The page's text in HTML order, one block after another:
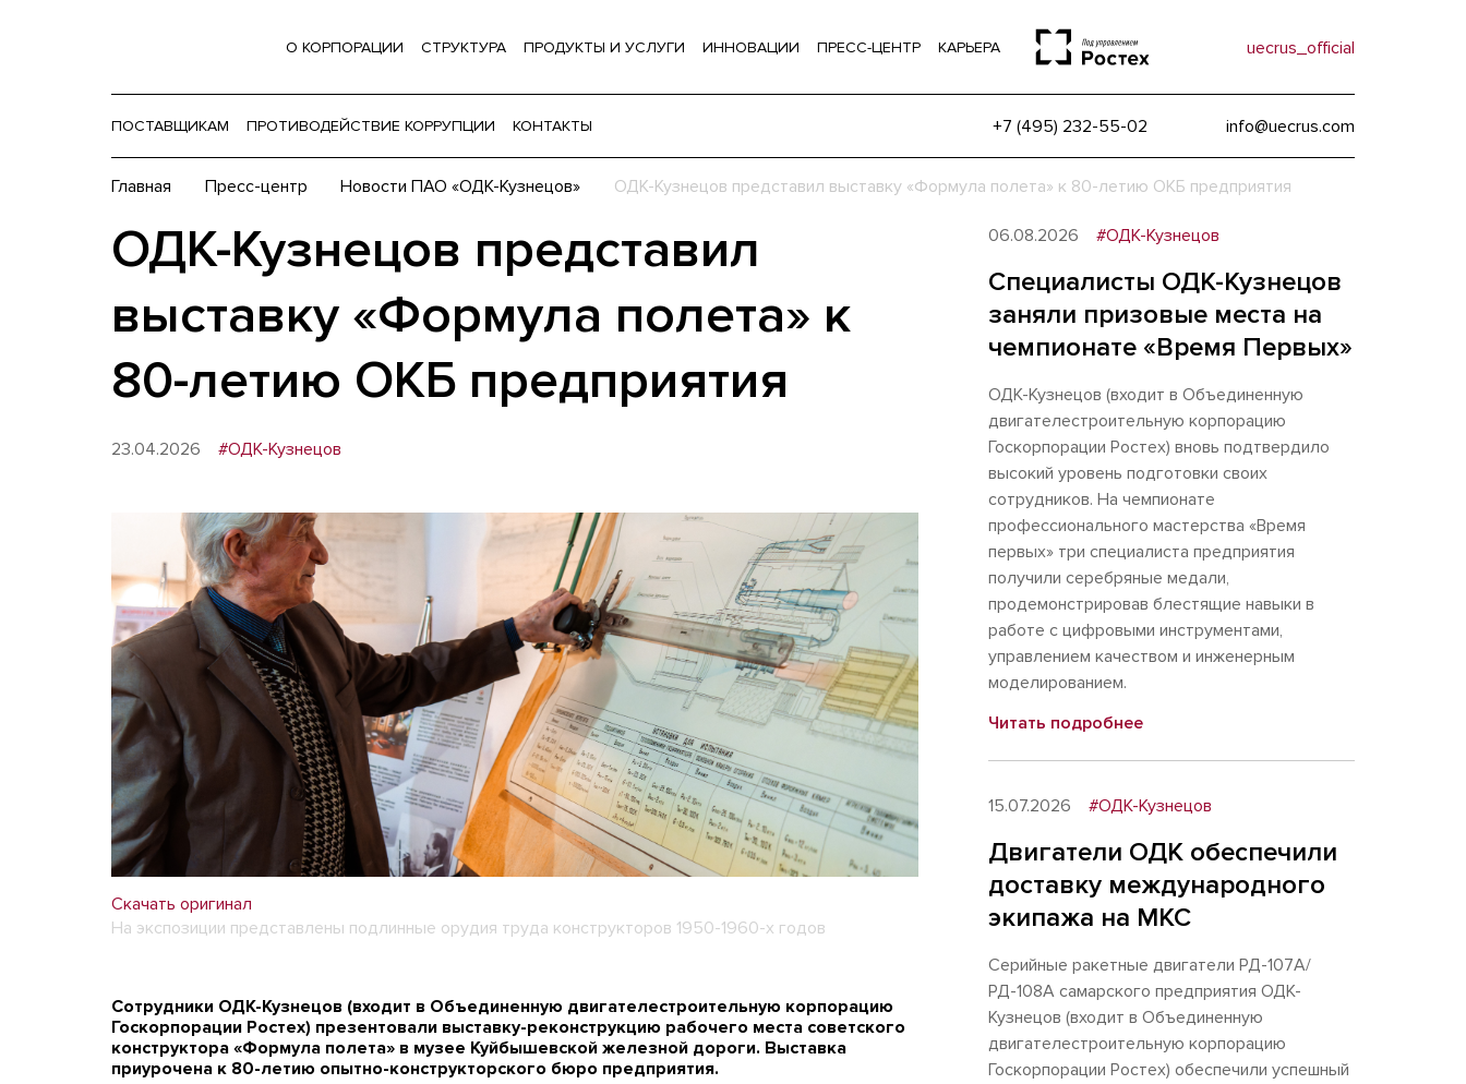
О КОРПОРАЦИИ СТРУКТУРА ПРОДУКТЫ И УСЛУГИ ИННОВАЦИИ ПРЕСС-ЦЕНТР КАРЬЕРА uecrus_official
ПОСТАВЩИКАМ ПРОТИВОДЕЙСТВИЕ КОРРУПЦИИ КОНТАКТЫ +7 (495) 232-55-02 info@uecrus.com
Главная Пресс-центр Новости ПАО «ОДК-Кузнецов» ОДК-Кузнецов представил выставку «Формула полета» к 80-летию ОКБ предприятия
ОДК-Кузнецов представил
выставку «Формула полета» к
80-летию ОКБ предприятия
23.04.2026 #ОДК-Кузнецов
Скачать оригинал
На экспозиции представлены подлинные орудия труда конструкторов 1950-1960-х годов
Сотрудники ОДК-Кузнецов (входит в Объединенную двигателестроительную корпорацию
Госкорпорации Ростех) презентовали выставку-реконструкцию рабочего места советского
конструктора «Формула полета» в музее Куйбышевской железной дороги. Выставка
приурочена к 80-летию опытно-конструкторского бюро предприятия.
06.08.2026 #ОДК-Кузнецов
Специалисты ОДК-Кузнецов
заняли призовые места на
чемпионате «Время Первых»
ОДК-Кузнецов (входит в Объединенную
двигателестроительную корпорацию
Госкорпорации Ростех) вновь подтвердило
высокий уровень подготовки своих
сотрудников. На чемпионате
профессионального мастерства «Время
первых» три специалиста предприятия
получили серебряные медали,
продемонстрировав блестящие навыки в
работе с цифровыми инструментами,
управлением качеством и инженерным
моделированием.
Читать подробнее
15.07.2026 #ОДК-Кузнецов
Двигатели ОДК обеспечили
доставку международного
экипажа на МКС
Серийные ракетные двигатели РД-107А/
РД-108А самарского предприятия ОДК-
Кузнецов (входит в Объединенную
двигателестроительную корпорацию
Госкорпорации Ростех) обеспечили успешный